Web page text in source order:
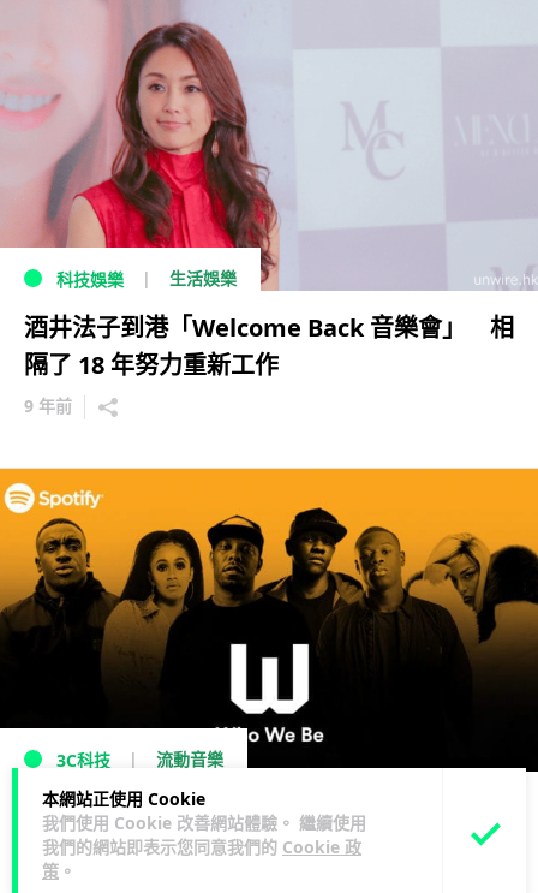
本網站正使用 Cookie
我們使用 Cookie 改善網站體驗。 繼續使用
我們的網站即表示您同意我們的 Cookie 政
策 。
科技娛樂 生活娛樂
酒井法子到港「Welcome Back 音樂會」 相
隔了 18 年努力重新工作
9 年前
3C科技 流動音樂
Apple 停辦英國音樂節 Spotify 迅速接手
9 年前